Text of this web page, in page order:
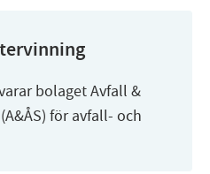
bolaget Avfall &
för avfall- och